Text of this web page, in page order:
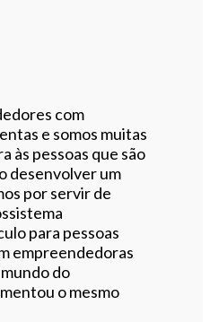
com
e somos muitas
às pessoas que são
desenvolver um
por servir de
para pessoas
empreendedoras
do
o mesmo